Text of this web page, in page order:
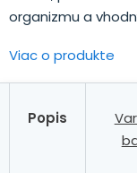
organizmu a
Viac o produkte
Popis